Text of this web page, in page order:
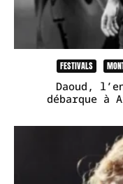
FESTIVALS
Daoud,
débarque à